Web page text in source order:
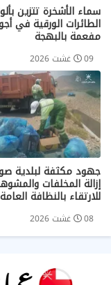
سماء الأشخرة تتزين
الطائرات الورقية في
مفعمة بالبهجة
09 غشت 2026
جهود مكثفة لبلدية
إزالة المخلفات
للارتقاء بالنظافة العامة
08 غشت 2026